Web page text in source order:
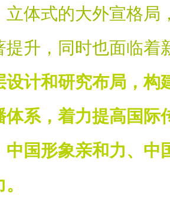
立体式的大外宣格局
提升，同时也面临着
设计和研究布局，构
体系，着力提高国际
中国形象亲和力、中